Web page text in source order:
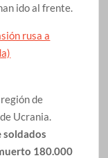
ido al frente.
rusa a
de
Ucrania.
soldados
180.000